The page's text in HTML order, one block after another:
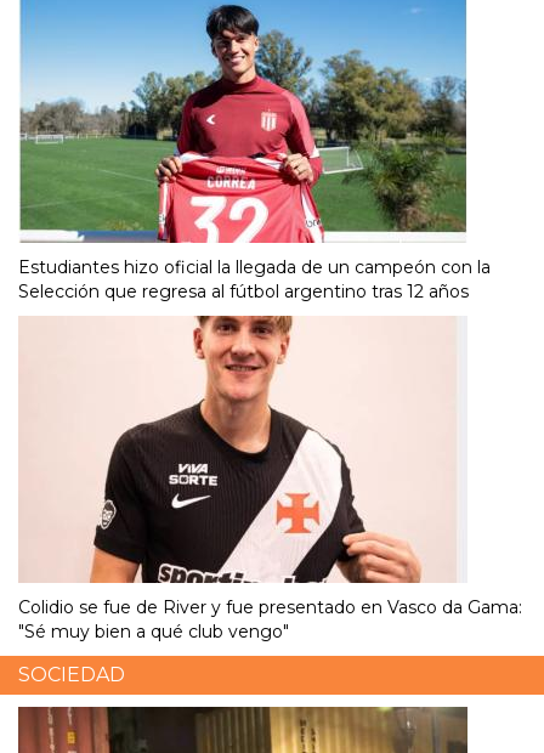
Estudiantes hizo oficial la llegada de un campeón con la
Selección que regresa al fútbol argentino tras 12 años
Colidio se fue de River y fue presentado en Vasco da Gama:
"Sé muy bien a qué club vengo"
SOCIEDAD